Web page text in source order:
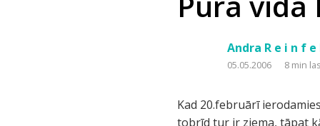
Andra R e i n f e
05.05.2006 8 min
Kad 20.februārī ierodamies Kostarikas galvaspilsētas San Hosē lidostā, pirmā doma ir – beidzot vasara! Patiesībā tobrīd tur ir ziema, tāpat kā visur ziemeļu puslodē. Kostarikas vasara no ziemas atšķiras tikai nokrišņu daudzuma ziņā. Ziema skaitās sausais gadalaiks, kaut gan to sausumu, kā ātri vien saprotam, atšifrē jēdziens “lietus meži”, ar ko klāta lielākā daļa Kostarikas teritorijas. Kostarikā iespējams iztikt ar angļu valodu, tomēr mūsu kompānijā esam iekļāvuši arī spāņu valodas pretēju. Kaut gan brīžiem rodas aizdomas, ka Paganela stilā ir apgūta nevis spāņu, bet portugāļu valoda, tomēr vairumā gadījumu iedzīvotāji saprot, ko mēs no viņiem gribam. Kostarikāņi labprāt papļāpā, apvaicājas, no kurienes esam. Kad atbildām ar “Latvia” vai “Lettonia”, parasti seko mulsuma pilna sejas izteiksme, kas nepārprotami pieprasa sīkākus norādījumus. Citi uzreiz sāk runāt par Vāciju, vai Krieviju. Daži pat ir dzirdējuši par tādu valsti kā Somija. Toties ķīniešu izcelsmes puisis suvenīru veikalā uzreiz pajautā, vai tā esot tā valsts, no kurienes nākot Red Hot Chilli Peppers solists Antonijs Kīds. Ar zināmu nožēlu atbildu, ka tomēr nē – bet turpat blakus! Kaut gan Kostarikā ir ļoti ērta autobusu satiksme pat ar vismazākajiem miestiem, tomēr ērtības labad noīrējam mašīnu. Benzīns gan dārgs – apmēram dolārs litrā. Toties degvielas kvalitātes prasības, šķiet, šajā valstī nepastāv. Prātā nāk nostalģiskas domas, jo nepārtraukti var baudīt aromātu, kas atgādina padomjlaiku ikarusus. Galvaspilsēta San Hosē ir piebāzta, putekļaina un rosīga, ar neskaitāmām piepilsētām un sākotnēji neizprotamu transporta sistēmu. Satiksme – trakonama labi organizētā kārtība (kas pabijis dienvideiropas valstīs, sapratīs, par ko runāju). Braukšana pie sarkanās gaismas ir pilnīgi normāla parādība, pagriezienu ugunis mašīnām ir paredzētas tikai skaistumam vai arī gadījumiem, kad vadītājs sadomā apstāties ielas vidū – tad tiek ieslēgtas avārijas ugunis (reizēm). Nu, protams, citur jau nav kur apstāties, jo brauktuves malās parasti ir diezgan dziļi notekgrāvji. Tomēr pie šīs kārtības pierodam padsmit minūtēs. Patiesībā visi brauc mierīgi, bez stresa un agresivitātes. “Zemos lidotājus” nemana, un tas, protams, ir likumsakarīgi – lidojums var ātri aprauties kādā dziļākā bedrē, kuru uz